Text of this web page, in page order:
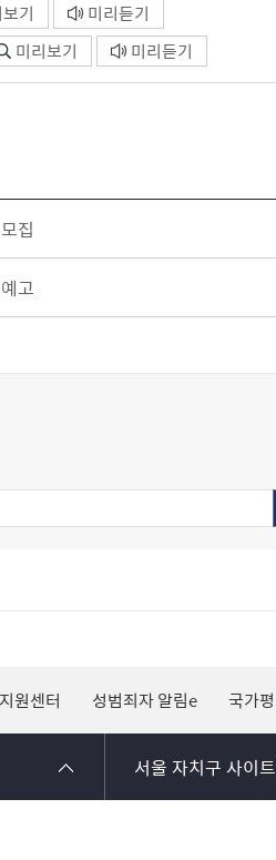
기 미리듣기
미리보기 미리듣기
집
고
원센터 성범죄자 알림e 국가
서울 자치구 사이트